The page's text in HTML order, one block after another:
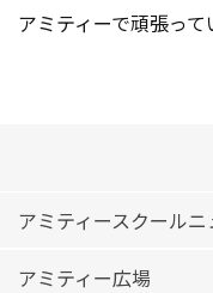
アミティーで頑張って
アミティースクールニ
アミティー広場